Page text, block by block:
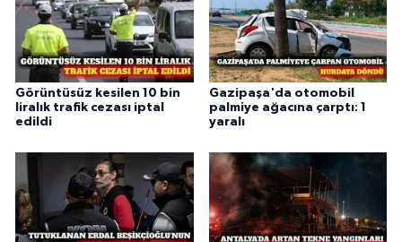
Görüntüsüz kesilen 10 bin
liralık trafik cezası iptal
edildi
Gazipaşa'da otomobil
palmiye ağacına çarptı: 1
yaralı